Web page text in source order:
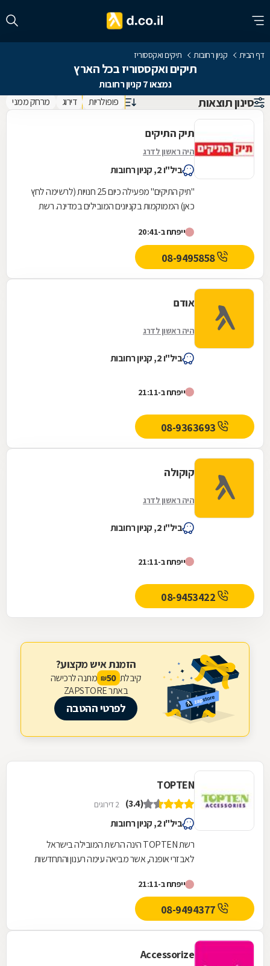
דף הבית קניון רחובות תיקים ואקססוריז
תיקים ואקססוריז בכל הארץ
נמצאו 7 קניון רחובות
סינון תוצאות פופולריות דירוג מרחק ממני
תיק התיקים
היה ראשון לדרג
ביל"ו 2, קניון רחובות
"תיק התיקים" מפעילה כיום 25 חנויות (לרשימה לחץ
כאן) הממוקמות בקניונים המובילים במדינה. רשת
ייפתח ב-20:41
08-9495858
אודם
היה ראשון לדרג
ביל"ו 2, קניון רחובות
ייפתח ב-21:11
08-9363693
קוקולה
היה ראשון לדרג
ביל"ו 2, קניון רחובות
ייפתח ב-21:11
הזמנת איש מקצוע?
קיבלת 50
₪ מתנה לרכישה
באתר ZAPSTORE
לפרטי ההטבה
TOPTEN
(3.4) 2 דירוגים
ביל"ו 2, קניון רחובות
רשת TOPTEN הינה הרשת המובילה בישראל
לאבזרי אופנה, אשר מביאה עימה רענון והתחדשות
לקהל רחב ומגוון של...
ייפתח ב-21:11
08-9494377
Accessorize